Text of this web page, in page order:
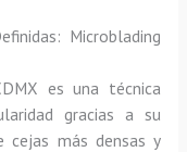
Microblading
es una técnica
gracias a su
cejas más densas y